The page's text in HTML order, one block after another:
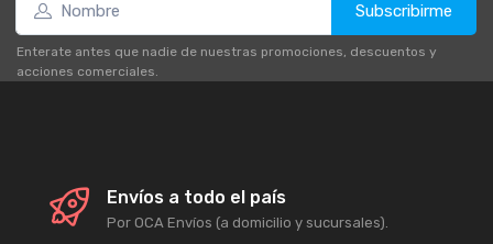
Subscribirme
Enterate antes que nadie de nuestras promociones, descuentos y
acciones comerciales.
Envíos a todo el país
Por OCA Envíos (a domicilio y sucursales).